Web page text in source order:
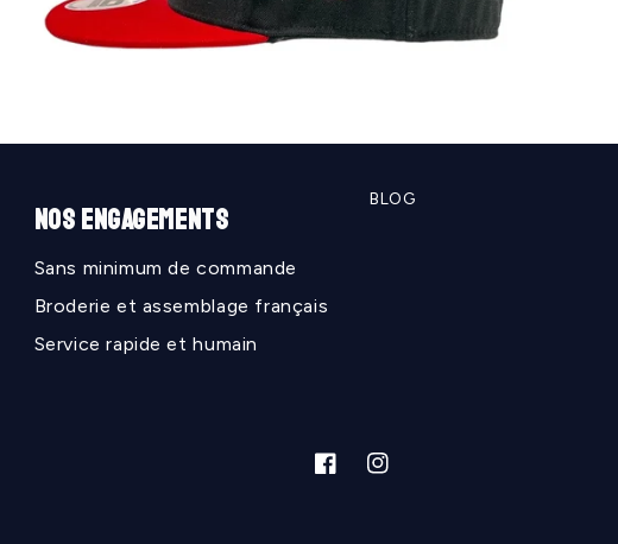
NOS ENGAGEMENTS
Sans minimum de commande
Broderie et assemblage français
Service rapide et humain
BLOG
FacebookInstagram